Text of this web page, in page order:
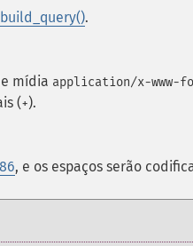
.
mídia application/x-www-
(+).
, e os espaços serão